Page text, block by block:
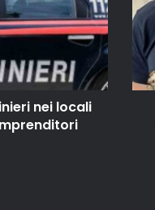
nei locali